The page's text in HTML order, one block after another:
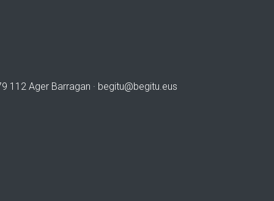
112 Ager Barragan · begitu@begitu.eus